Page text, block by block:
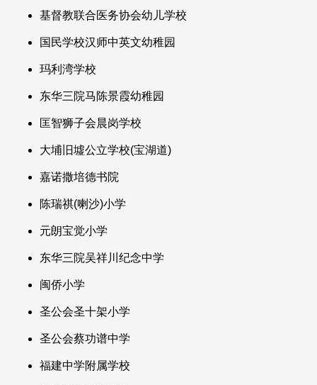
基督教联合医务协会幼儿学校
国民学校汉师中英文幼稚园
玛利湾学校
东华三院马陈景霞幼稚园
匡智狮子会晨岗学校
大埔旧墟公立学校(宝湖道)
嘉诺撒培德书院
陈瑞祺(喇沙)小学
元朗宝觉小学
东华三院吴祥川纪念中学
闽侨小学
圣公会圣十架小学
圣公会蔡功谱中学
福建中学附属学校